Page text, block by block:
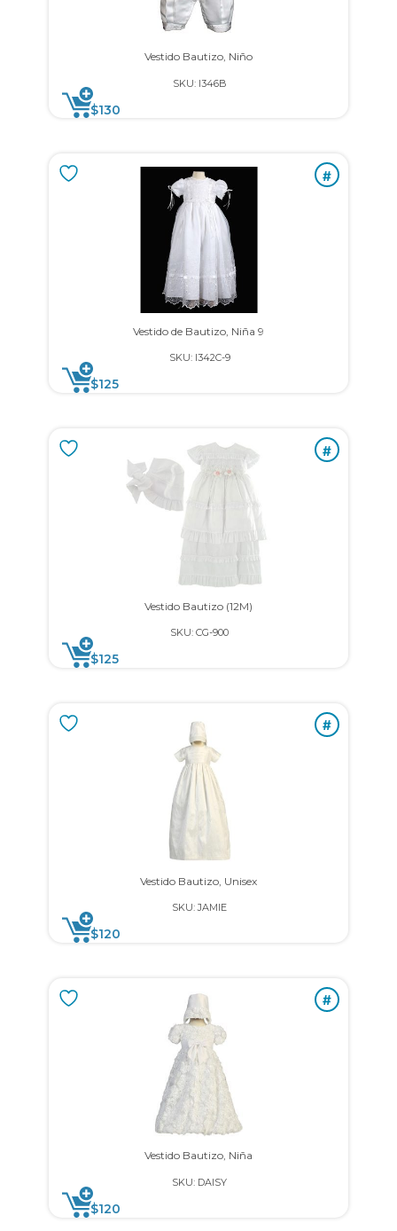
Vestido Bautizo, Niño
SKU: I346B
$130
#
Vestido de Bautizo, Niña 9
SKU: I342C-9
$125
#
Vestido Bautizo (12M)
SKU: CG-900
$125
#
Vestido Bautizo, Unisex
SKU: JAMIE
$120
#
Vestido Bautizo, Niña
SKU: DAISY
$120